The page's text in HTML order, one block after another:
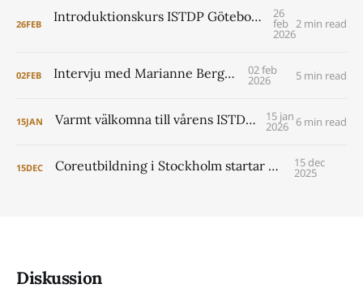
26FEB Introduktionskurs ISTDP Göteborg 6-8 maj 2026 (pre core) 26
feb
2026
2 min read
02FEB Intervju med Marianne Berggren 02 feb
2026 5 min read
15JAN Varmt välkomna till vårens ISTDP Academy! 15 jan
2026 6 min read
15DEC Coreutbildning i Stockholm startar 2026 15 dec
2025
Diskussion